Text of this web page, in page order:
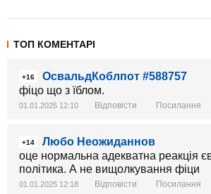
ТОП КОМЕНТАРІ
+16
ОсвальдКоблпот #588757
фіцо що з їблом.
01.01.2025 12:10 Відповісти Посилання
+14
Любо Неожиданнов
оце нормальна адекватна реакція
політика. А не вищолкування фіци
01.01.2025 12:18 Відповісти Посилання